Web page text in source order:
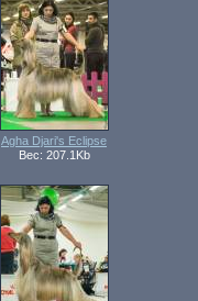
Agha Djari's Eclipse
Вес: 207.1Kb